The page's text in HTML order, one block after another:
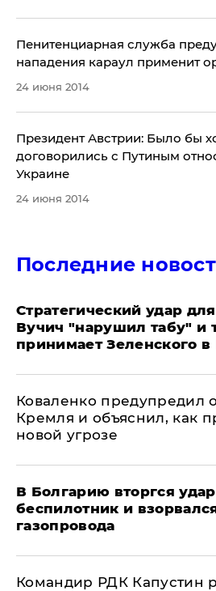
Пенитенциарная служба
нападения караул применит
24 июня 2014
Президент Австрии: Было бы
договорились с Путиным
Украине
24 июня 2014
Последние
Стратегический удар
Вучич "нарушил табу" и
принимает Зеленского в
Коваленко предупредил
Кремля и объяснил, как
новой угрозе
В Болгарию вторгся
беспилотник и
газопровода
Командир РДК Капустин